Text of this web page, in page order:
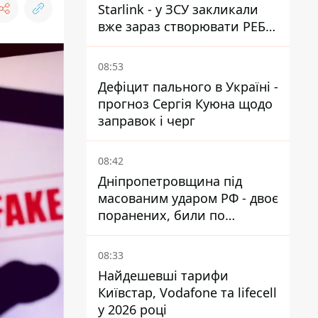
Starlink - у ЗСУ закликали
вже зараз створювати РЕБ
проти нової загрози
08:53
Дефіцит пального в Україні -
прогноз Сергія Куюна щодо
заправок і черг
08:42
Дніпропетровщина під
масованим ударом РФ - двоє
поранених, били по
Нікопольщині та
Синельниківщині
08:33
Найдешевші тарифи
Київстар, Vodafone та lifecell
у 2026 році